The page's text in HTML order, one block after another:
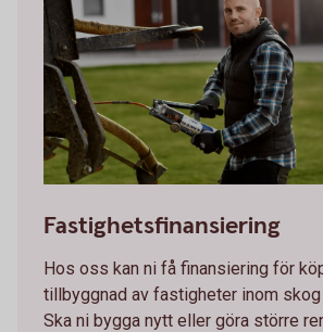
Fastighetsfinansiering
Hos oss kan ni få finansiering för
tillbyggnad av fastigheter inom skog
Ska ni bygga nytt eller göra större